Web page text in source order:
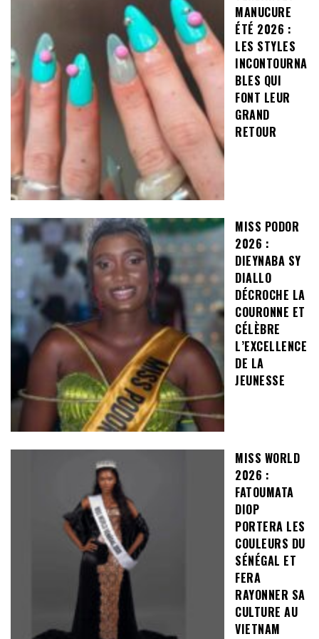
MANUCURE
ÉTÉ 2026 :
LES STYLES
INCONTOURNA
BLES QUI
FONT LEUR
GRAND
RETOUR
MISS PODOR
2026 :
DIEYNABA SY
DIALLO
DÉCROCHE LA
COURONNE ET
CÉLÈBRE
L’EXCELLENCE
DE LA
JEUNESSE
MISS WORLD
2026 :
FATOUMATA
DIOP
PORTERA LES
COULEURS DU
SÉNÉGAL ET
FERA
RAYONNER SA
CULTURE AU
VIETNAM